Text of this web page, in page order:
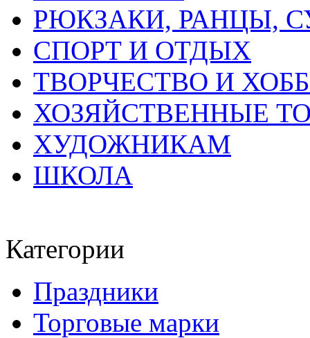
РЮКЗАКИ, РАНЦЫ,
СПОРТ И ОТДЫХ
ТВОРЧЕСТВО И
ХОЗЯЙСТВЕННЫЕ
ХУДОЖНИКАМ
ШКОЛА
Категории
Праздники
Торговые марки